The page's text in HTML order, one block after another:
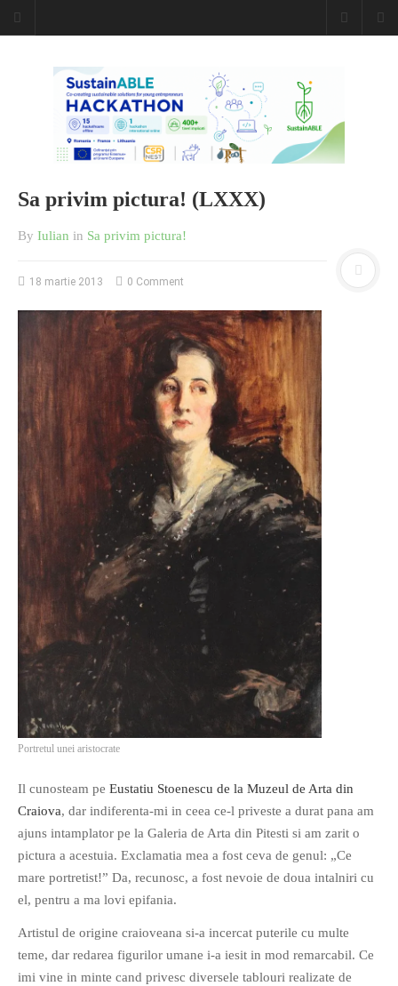
Sa privim pictura! (LXXX)
By Iulian in Sa privim pictura!
18 martie 2013 0 Comment
Portretul unei aristocrate
Il cunosteam pe Eustatiu Stoenescu de la Muzeul de Arta din
Craiova, dar indiferenta-mi in ceea ce-l priveste a durat pana am
ajuns intamplator pe la Galeria de Arta din Pitesti si am zarit o
pictura a acestuia. Exclamatia mea a fost ceva de genul: „Ce
mare portretist!” Da, recunosc, a fost nevoie de doua intalniri cu
el, pentru a ma lovi epifania.
Artistul de origine craioveana si-a incercat puterile cu multe
teme, dar redarea figurilor umane i-a iesit in mod remarcabil. Ce
imi vine in minte cand privesc diversele tablouri realizate de